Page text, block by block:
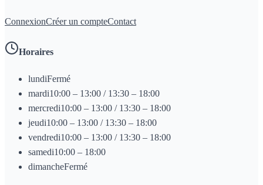
ConnexionCréer un compteContact
Horaires
lundiFermé
mardi10:00 – 13:00 / 13:30 – 18:00
mercredi10:00 – 13:00 / 13:30 – 18:00
jeudi10:00 – 13:00 / 13:30 – 18:00
vendredi10:00 – 13:00 / 13:30 – 18:00
samedi10:00 – 18:00
dimancheFermé